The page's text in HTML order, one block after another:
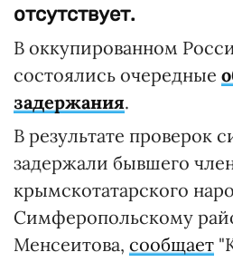
отсутствует.
В оккупированном
состоялись очередные
задержания.
В результате проверок
задержали бывшего
крымскотатарского
Симферопольскому
Менсеитова, сообщает